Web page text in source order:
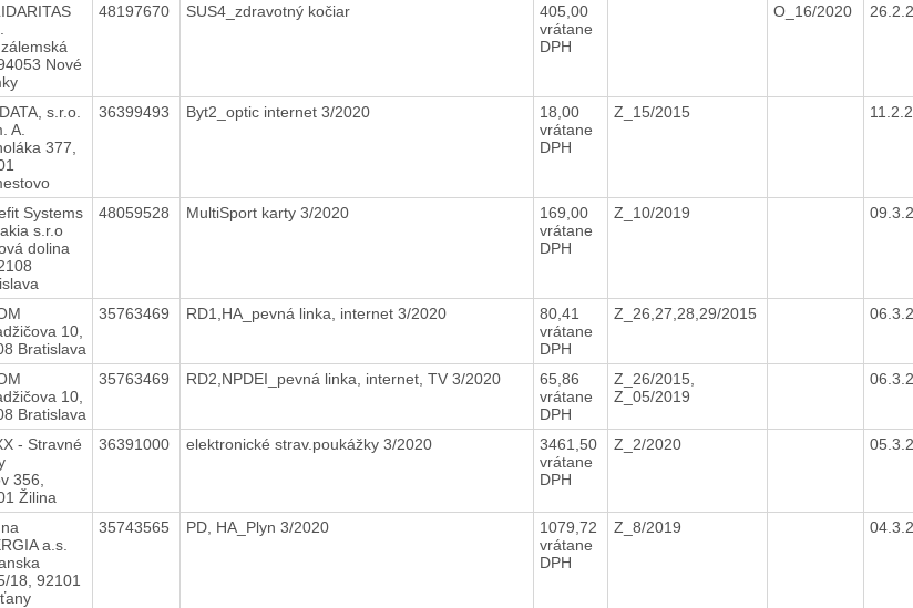
Nové
48197670 SUS4_zdravotný kočiar
405,00
vrátane
DPH
O_16/2020
s.r.o.
A.
377,
36399493 Byt2_optic internet 3/2020
18,00
vrátane
DPH
Z_15/2015
Systems
s.r.o
dolina
48059528 MultiSport karty 3/2020
169,00
vrátane
DPH
Z_10/2019
10,
Bratislava
35763469 RD1,HA_pevná linka, internet 3/2020
80,41
vrátane
DPH
Z_26,27,28,29/2015
10,
Bratislava
35763469 RD2,NPDEI_pevná linka, internet, TV 3/2020
65,86
vrátane
DPH
Z_26/2015,
Z_05/2019
- Stravné
356,
Žilina
36391000 elektronické strav.poukážky 3/2020
3461,50
vrátane
DPH
Z_2/2020
a.s.
18, 92101
35743565 PD, HA_Plyn 3/2020
1079,72
vrátane
DPH
Z_8/2019